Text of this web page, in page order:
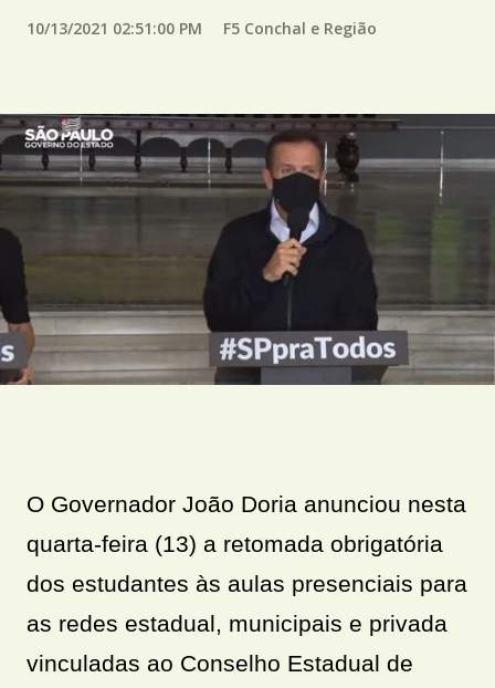
10/13/2021 02:51:00 PM F5 Conchal e Região
O Governador João Doria anunciou nesta
quarta-feira (13) a retomada obrigatória
dos estudantes às aulas presenciais para
as redes estadual, municipais e privada
vinculadas ao Conselho Estadual de